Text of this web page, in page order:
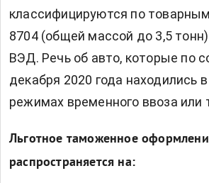
классифицируются по
8704 (общей массой до 3,5
ВЭД. Речь об авто, которые по
декабря 2020 года находились
режимах временного ввоза или
Льготное таможенное
распространяется на: